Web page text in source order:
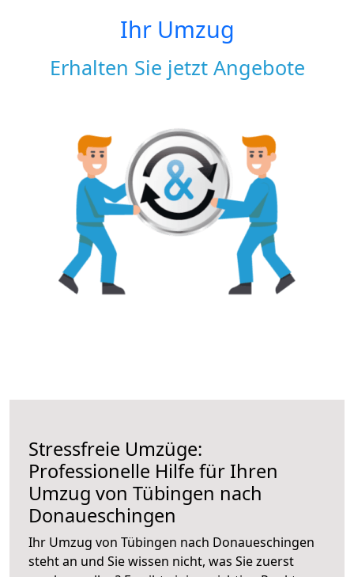
Ihr Umzug
Erhalten Sie jetzt Angebote
Stressfreie Umzüge:
Professionelle Hilfe für Ihren
Umzug von Tübingen nach
Donaueschingen
Ihr Umzug von Tübingen nach Donaueschingen
steht an und Sie wissen nicht, was Sie zuerst